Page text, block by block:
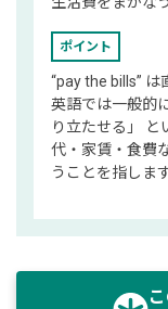
ポイント
“pay the bills” は
英語では一般的
り立たせる」 と
代・家賃・食費
うことを指します